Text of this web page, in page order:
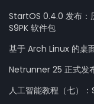
StartOS 0.4.0 发布：
S9PK 软件包
基于 Arch Linux 的桌
Netrunner 25 正式发
人工智能教程（七）